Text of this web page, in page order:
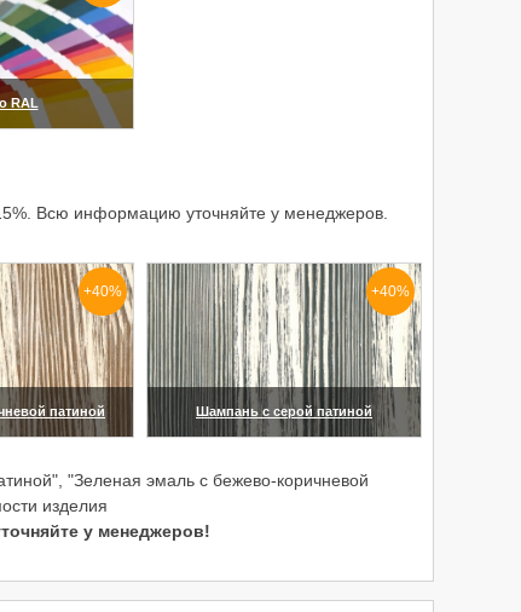
RAL
Всю информацию уточняйте у менеджеров.
патиной
+40%
Шампань с серой патиной
+40%
"Зеленая эмаль с бежево-коричневой
изделия
у менеджеров!